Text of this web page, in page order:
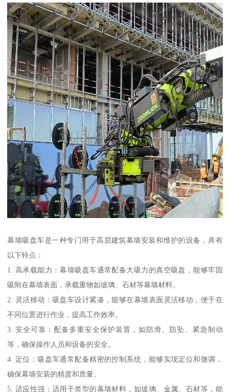
幕墙吸盘车是一种专门用于高层建筑幕墙安装和维护的设备，具有
以下特点：
1. 高承载能力：幕墙吸盘车通常配备大吸力的真空吸盘，能够牢固
吸附在幕墙表面，承载重物如玻璃、石材等幕墙材料。
2. 灵活移动：吸盘车设计紧凑，能够在幕墙表面灵活移动，便于在
不同位置进行作业，提高工作效率。
3. 安全可靠：配备多重安全保护装置，如防滑、防坠、紧急制动
等，确保操作人员和设备的安全。
4. 定位：吸盘车通常配备精密的控制系统，能够实现定位和微调，
确保幕墙安装的精度和质量。
5. 适应性强：适用于类型的幕墙材料，如玻璃、金属、石材等，能